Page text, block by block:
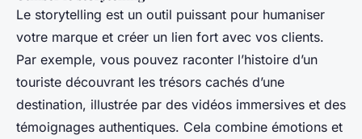
Le storytelling est un outil puissant pour humaniser
votre marque et créer un lien fort avec vos clients.
Par exemple, vous pouvez raconter l’histoire d’un
touriste découvrant les trésors cachés d’une
destination, illustrée par des vidéos immersives et des
témoignages authentiques. Cela combine émotions et